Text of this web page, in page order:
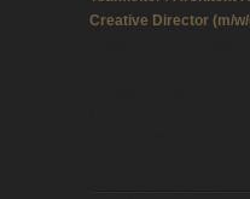
Creative Director (m/